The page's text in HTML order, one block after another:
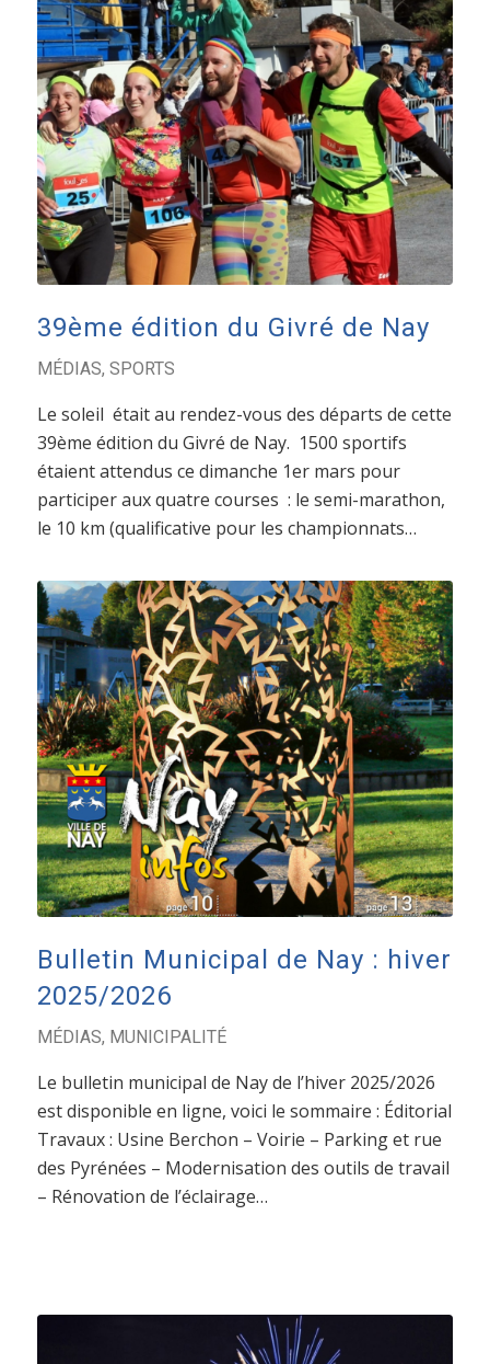
39ème édition du Givré de Nay
MÉDIAS, SPORTS
Le soleil était au rendez-vous des départs de cette
39ème édition du Givré de Nay. 1500 sportifs
étaient attendus ce dimanche 1er mars pour
participer aux quatre courses : le semi-marathon,
le 10 km (qualificative pour les championnats…
Bulletin Municipal de Nay : hiver
2025/2026
MÉDIAS, MUNICIPALITÉ
Le bulletin municipal de Nay de l’hiver 2025/2026
est disponible en ligne, voici le sommaire : Éditorial
Travaux : Usine Berchon – Voirie – Parking et rue
des Pyrénées – Modernisation des outils de travail
– Rénovation de l’éclairage…